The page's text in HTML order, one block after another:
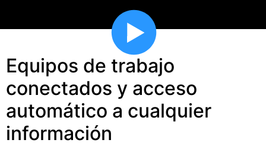
Equipos de trabajo
conectados y acceso
automático a cualquier
información